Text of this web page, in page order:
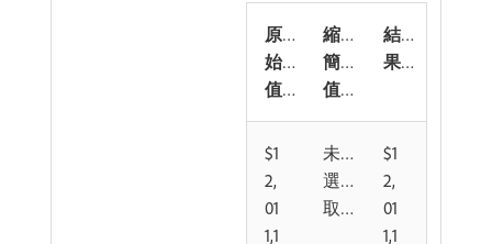
原
始
值
縮
簡
值
結
果
$1
2,
01
1,1
未
選
取
$1
2,
01
1,1